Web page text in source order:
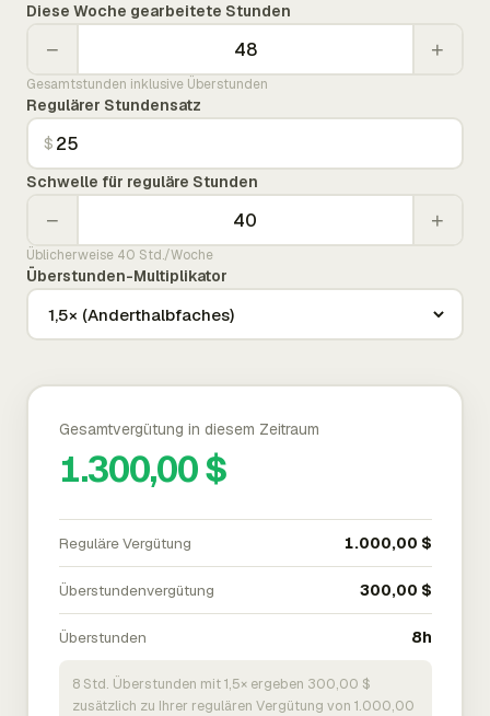
Diese Woche gearbeitete Stunden
− +
Gesamtstunden inklusive Überstunden
Regulärer Stundensatz
$
Schwelle für reguläre Stunden
− +
Üblicherweise 40 Std./Woche
Überstunden-Multiplikator
Gesamtvergütung in diesem Zeitraum
1.300,00 $
Reguläre Vergütung 1.000,00 $
Überstundenvergütung 300,00 $
Überstunden 8h
8 Std. Überstunden mit 1,5× ergeben 300,00 $
zusätzlich zu Ihrer regulären Vergütung von 1.000,00